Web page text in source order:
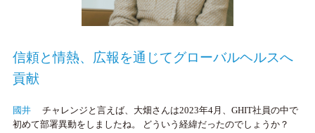
信頼と情熱、広報を通じてグローバルヘルスへ
貢献
國井
チャレンジと言えば、大畑さんは2023年4月、GHIT社員の中で
初めて部署異動をしましたね。 どういう経緯だったのでしょうか？